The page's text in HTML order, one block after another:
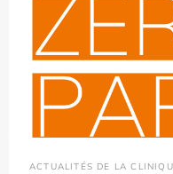
ACTUALITÉS DE LA